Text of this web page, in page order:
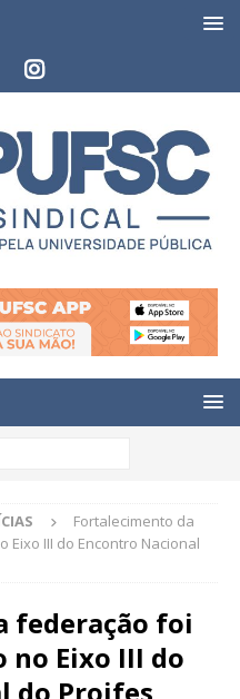
Fortalecimento da
III do Encontro Nacional
federação foi
no Eixo III do